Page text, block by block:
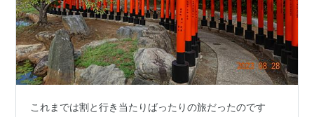
これまでは割と行き当たりばったりの旅だったのです